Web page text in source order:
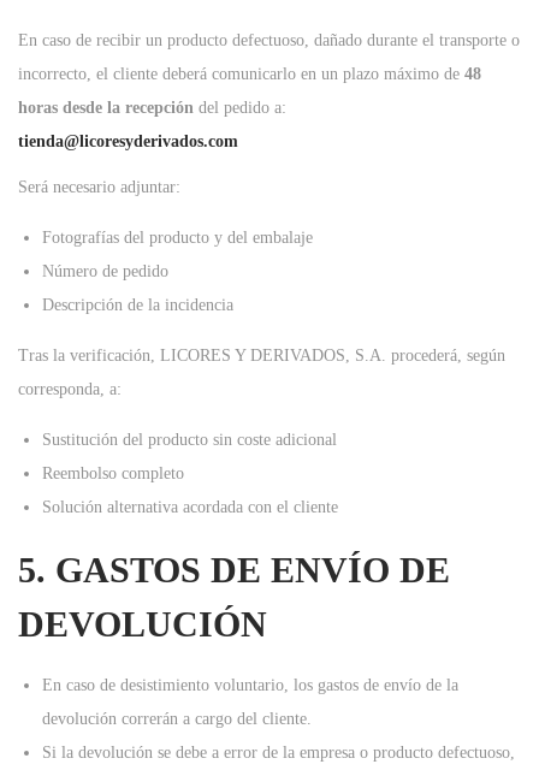
En caso de recibir un producto defectuoso, dañado durante el transporte o
incorrecto, el cliente deberá comunicarlo en un plazo máximo de 48
horas desde la recepción del pedido a:
tienda@licoresyderivados.com
Será necesario adjuntar:
Fotografías del producto y del embalaje
Número de pedido
Descripción de la incidencia
Tras la verificación, LICORES Y DERIVADOS, S.A. procederá, según
corresponda, a:
Sustitución del producto sin coste adicional
Reembolso completo
Solución alternativa acordada con el cliente
5. GASTOS DE ENVÍO DE
DEVOLUCIÓN
En caso de desistimiento voluntario, los gastos de envío de la
devolución correrán a cargo del cliente.
Si la devolución se debe a error de la empresa o producto defectuoso,